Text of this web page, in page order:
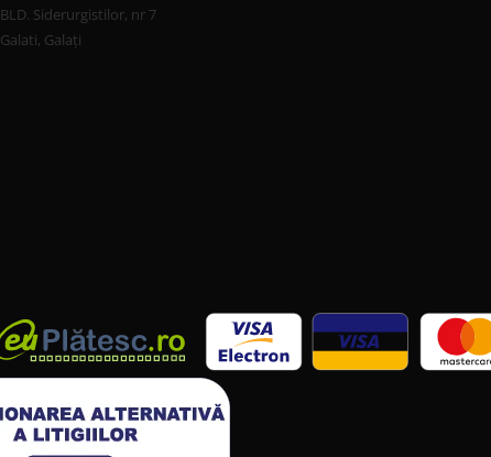
BLD. Siderurgistilor, nr 7
Galati, Galați